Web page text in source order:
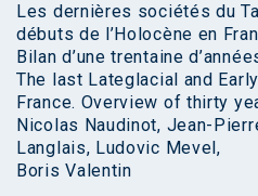
Les dernières sociétés du
débuts de l’Holocène en
Bilan d’une trentaine
The last Lateglacial and
France. Overview of thirty
Nicolas Naudinot, Jean-
Langlais, Ludovic Mevel,
Boris Valentin